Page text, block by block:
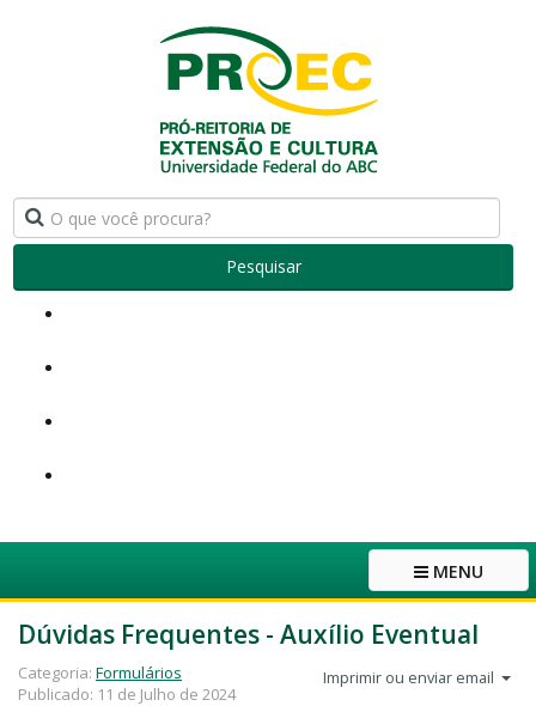
Pesquisar
MENU
Dúvidas Frequentes - Auxílio Eventual
Imprimir ou enviar email
Categoria: Formulários
Publicado: 11 de Julho de 2024